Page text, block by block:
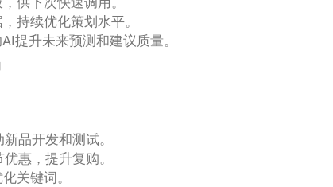
持续优化策划水平。
提升未来预测和建议质量。
品开发和测试。
惠，提升复购。
关键词。